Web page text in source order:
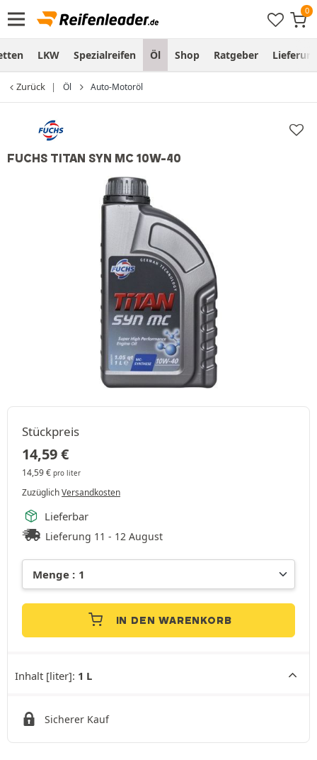
LKW Spezialreifen Öl Shop Ratgeber
Zurück Öl Auto-Motoröl
FUCHS TITAN SYN MC 10W-40
Stückpreis
14,59€
14,59€ pro liter
ZuzüglichVersandkosten
Lieferbar
Lieferung 11 - 12 August
IN DEN WARENKORB
Inhalt [liter]: 1 L
Sicherer Kauf